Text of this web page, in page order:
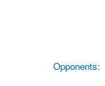
Opponents: